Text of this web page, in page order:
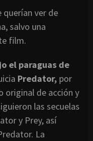
querían ver de
salvo una
film.
el paraguas de
Predator, por
original de acción y
las secuelas
y Prey, así
La